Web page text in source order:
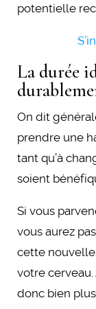
potentielle
La durée
On dit
prendre une
tant qu’à
soient
Si vous
vous aurez
cette
votre
donc bien